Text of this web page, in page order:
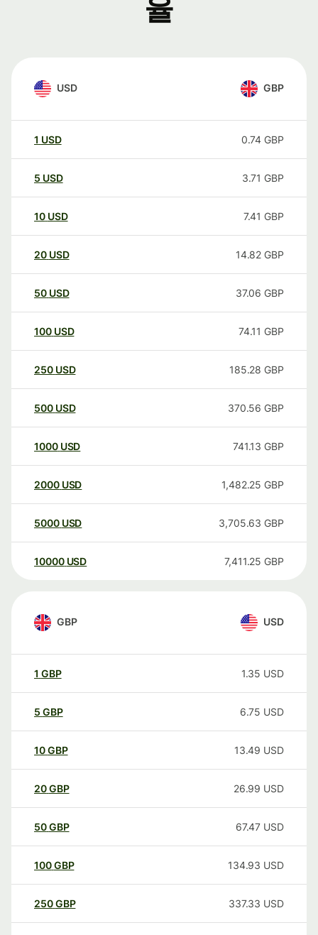
율
USD GBP
1 USD 0.74 GBP
5 USD 3.71 GBP
10 USD 7.41 GBP
20 USD 14.82 GBP
50 USD 37.06 GBP
100 USD 74.11 GBP
250 USD 185.28 GBP
500 USD 370.56 GBP
1000 USD 741.13 GBP
2000 USD 1,482.25 GBP
5000 USD 3,705.63 GBP
10000 USD 7,411.25 GBP
GBP USD
1 GBP 1.35 USD
5 GBP 6.75 USD
10GBP 13.49 USD
20GBP 26.99 USD
50GBP 67.47 USD
100GBP 134.93 USD
250GBP 337.33 USD